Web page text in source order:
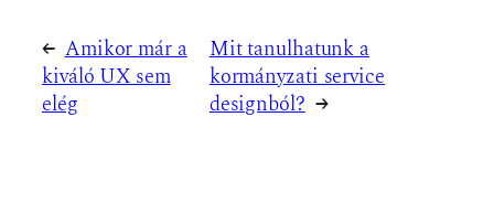
← Amikor már a
kiváló UX sem
elég
Mit tanulhatunk a
kormányzati service
designból? →